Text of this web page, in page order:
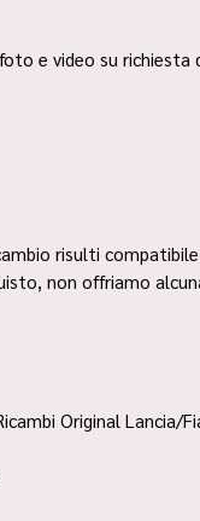
e video su richiesta
risulti
non offriamo
Original Lancia/